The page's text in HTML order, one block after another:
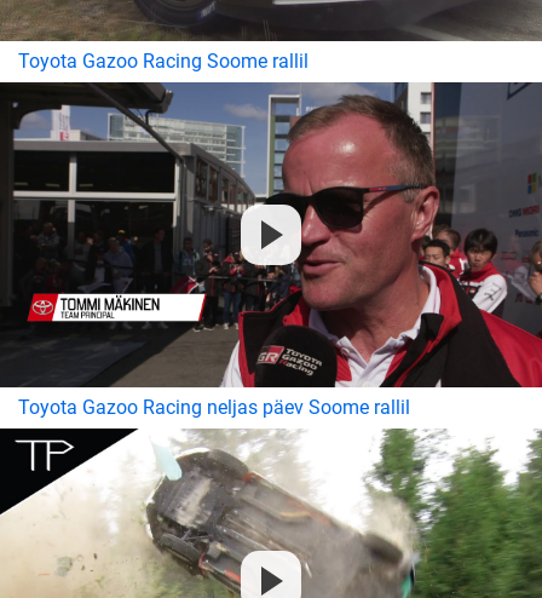
Toyota Gazoo Racing Soome rallil
Toyota Gazoo Racing neljas päev Soome rallil